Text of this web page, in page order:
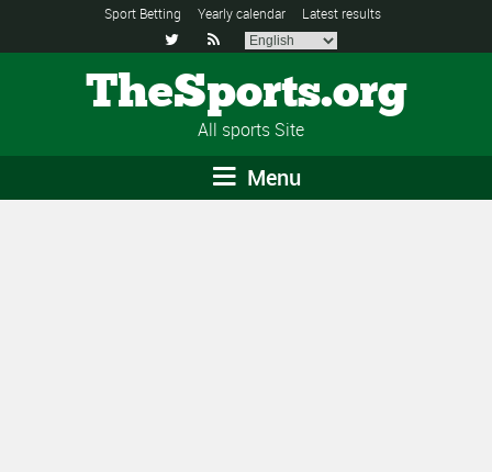
Sport Betting Yearly calendar Latest results
 
TheSports.org
All sports Site
Menu